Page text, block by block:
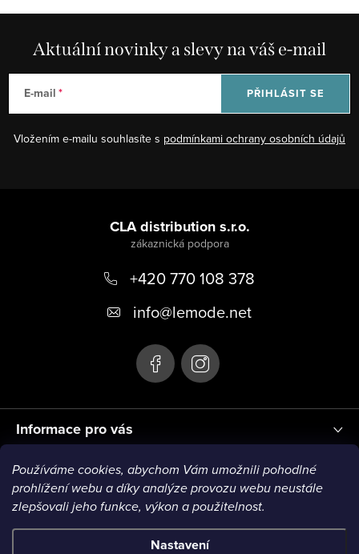
Používáme cookies, abychom Vám umožnili pohodlné
prohlížení webu a díky analýze provozu webu neustále
zlepšovali jeho funkce, výkon a použitelnost.
Nastavení
Aktuální novinky a slevy na váš e-mail
E-mail
Vložením e-mailu souhlasíte s podmínkami ochrany osobních údajů
PŘIHLÁSIT SE
Informace pro vás
CLA distribution s.r.o.
+420 770 108 378
info@lemode.net
Blog